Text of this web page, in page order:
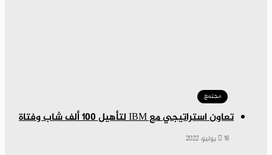
مجتمع
تعاون استراتيجي مع IBM لتأهيل 100 ألف شاب وفتاة
16 يوليو، 2022